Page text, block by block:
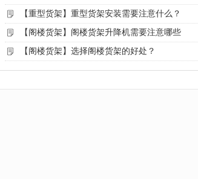
【重型货架】重型货架安装需要注意什么？
【阁楼货架】阁楼货架升降机需要注意哪些
【阁楼货架】选择阁楼货架的好处？